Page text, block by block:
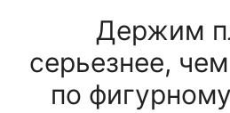
Держим
серьезнее,
по